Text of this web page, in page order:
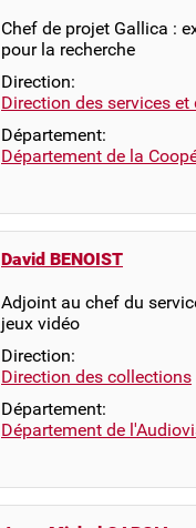
Chef de projet Gallica :
pour la recherche
Direction:
Direction des services et
Département:
Département de la
David BENOIST
Adjoint au chef du
jeux vidéo
Direction:
Direction des collections
Département:
Département de